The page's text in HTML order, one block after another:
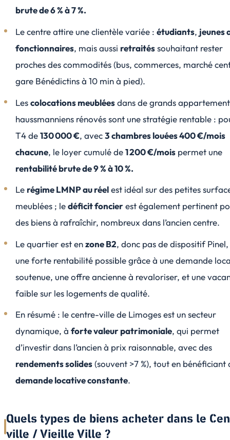
brute de 6 % à 7 %.
Le centre attire une clientèle variée :étudiants, jeunes
fonctionnaires, mais aussi retraitéssouhaitant rester
proches des commodités (bus, commerces, marché
gare Bénédictins à 10 min à pied).
Lescolocations meubléesdans de grands
haussmanniens rénovés sont une stratégie rentable :
T4 de130 000 €, avec3 chambres louées 400 €/mois
chacune, le loyer cumulé de1 200 €/mois permet une
rentabilité brute de 9 % à 10 %.
Le régime LMNP au réelest idéal sur des petites
meublées ; ledéficit foncierest également pertinent
des biens à rafraîchir, nombreux dans l’ancien centre.
Le quartier est enzone B2, donc pas de dispositif
une forte rentabilité possible grâce à une demande
soutenue, une offre ancienne à revaloriser, et une
faible sur les logements de qualité.
En résumé : le centre-ville de Limoges est un secteur
dynamique, àforte valeur patrimoniale, qui permet
d’investir dans l’ancien à prix raisonnable, avec des
rendements solides(souvent >7 %), tout en bénéficiant
demande locative constante.
Quels types de biens acheter dans le
ville / Vieille Ville ?